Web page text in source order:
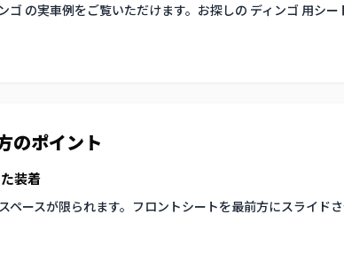
ゴ の実車例をご覧いただけます。お探しの ディンゴ 用シ
のポイント
装着
ペースが限られます。フロントシートを最前方にスライド